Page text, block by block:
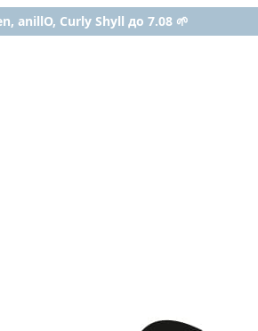
anillO, Curly Shyll до 7.08 🌱